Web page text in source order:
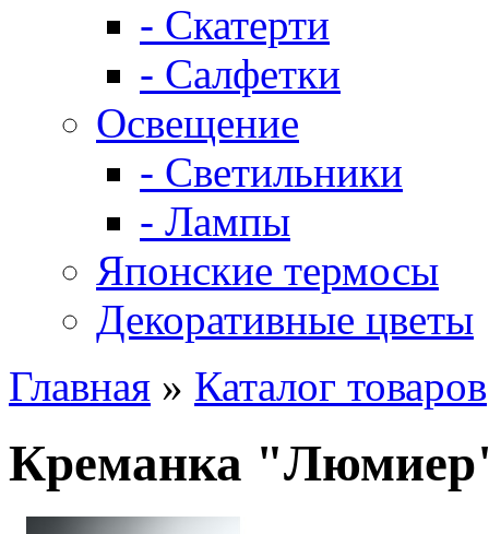
- Скатерти
- Салфетки
Освещение
- Светильники
- Лампы
Японские термосы
Декоративные цветы
Главная » Каталог товаров
Креманка